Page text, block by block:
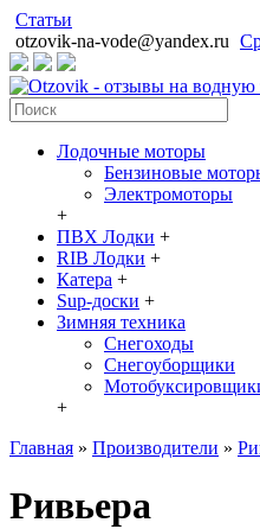
Статьи
otzovik-na-vode@yandex.ru
Лодочные моторы
Бензиновые
Электромоторы
+
ПВХ Лодки +
RIB Лодки +
Катера +
Sup-доски +
Зимняя техника
Снегоходы
Cнегоуборщики
+
Главная » Производители »
Ривьера